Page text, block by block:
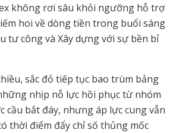
không rơi sâu khỏi ngưỡng hỗ trợ
hoi về dòng tiền trong buổi sáng
tư công và Xây dựng với sự bền bỉ
sắc đỏ tiếp tục bao trùm bảng
nhịp nỗ lực hồi phục từ nhóm
cầu bắt đáy, nhưng áp lực cung vẫn
thời điểm đẩy chỉ số thủng mốc